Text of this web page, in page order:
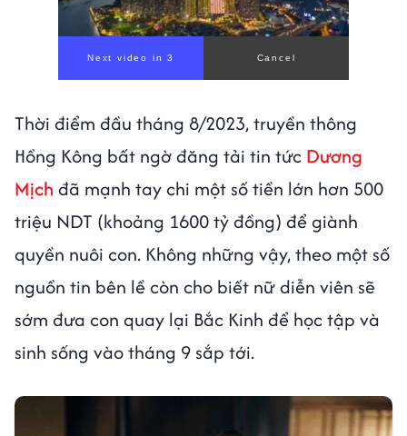
Thời điểm đầu tháng 8/2023, truyền thông
Hồng Kông bất ngờ đăng tải tin tức Dương
Mịch đã mạnh tay chi một số tiền lớn hơn 500
triệu NDT (khoảng 1600 tỷ đồng) để giành
quyền nuôi con. Không những vậy, theo một số
nguồn tin bên lề còn cho biết nữ diễn viên sẽ
sớm đưa con quay lại Bắc Kinh để học tập và
sinh sống vào tháng 9 sắp tới.